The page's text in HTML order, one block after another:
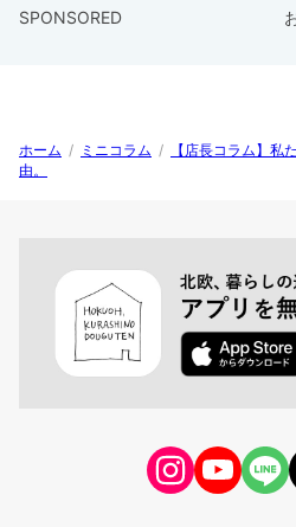
SPONSORED
ホーム / ミニコラム /
【店長コラム】私
由。